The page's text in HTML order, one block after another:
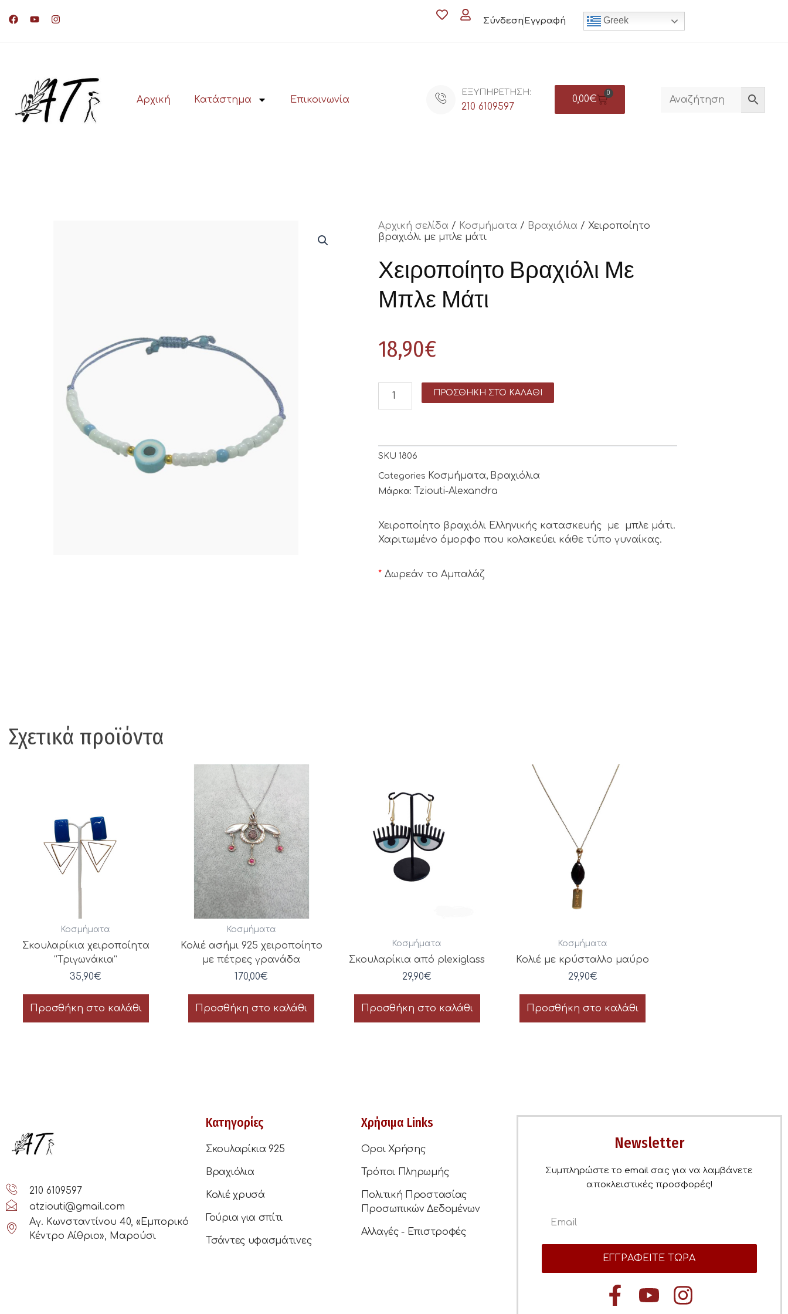
Σύνδεση Εγγραφή Greek
Αρχική Κατάστημα Επικοινωνία
ΕΞΥΠΗΡΕΤΗΣΗ:
210 6109597
0,00€
0
Αρχική σελίδα / Κοσμήματα / Βραχιόλια / Χειροποίητο
βραχιόλι με μπλε μάτι
Χειροποίητο Βραχιόλι Με
Μπλε Μάτι
18,90€
ΠΡΟΣΘΉΚΗ ΣΤΟ ΚΑΛΆΘΙ
SKU 1806
Categories Κοσμήματα, Βραχιόλια
Μάρκα: Tziouti-Alexandra
Χειροποίητο βραχιόλι Ελληνικής κατασκευής με μπλε μάτι.
Χαριτωμένο όμορφο που κολακεύει κάθε τύπο γυναίκας.
* Δωρεάν το Αμπαλάζ
Σχετικά προϊόντα
Κοσμήματα
Σκουλαρίκια χειροποίητα
“Τριγωνάκια”
35,90€
Προσθήκη στο καλάθι
Κοσμήματα
Κολιέ ασήμι 925 χειροποίητο
με πέτρες γρανάδα
170,00€
Προσθήκη στο καλάθι
Κοσμήματα
Σκουλαρίκια από plexiglass
29,90€
Προσθήκη στο καλάθι
Κοσμήματα
Κολιέ με κρύσταλλο μαύρο
29,90€
Προσθήκη στο καλάθι
210 6109597
atziouti@gmail.com
Αγ. Κωνσταντίνου 40, «Εμπορικό
Κέντρο Αίθριο», Μαρούσι
Κατηγορίες
Σκουλαρίκια 925
Βραχιόλια
Κολιέ χρυσά
Γούρια για σπίτι
Τσάντες υφασμάτινες
Χρήσιμα Links
Οροι Χρήσης
Τρόποι Πληρωμής
Πολιτική Προστασίας
Προσωπικών Δεδομένων
Αλλαγές - Επιστροφές
Newsletter
Συμπληρώστε το email σας για να λαμβάνετε
αποκλειστικές προσφορές!
ΕΓΓΡΑΦΕΙΤΕ ΤΩΡΑ